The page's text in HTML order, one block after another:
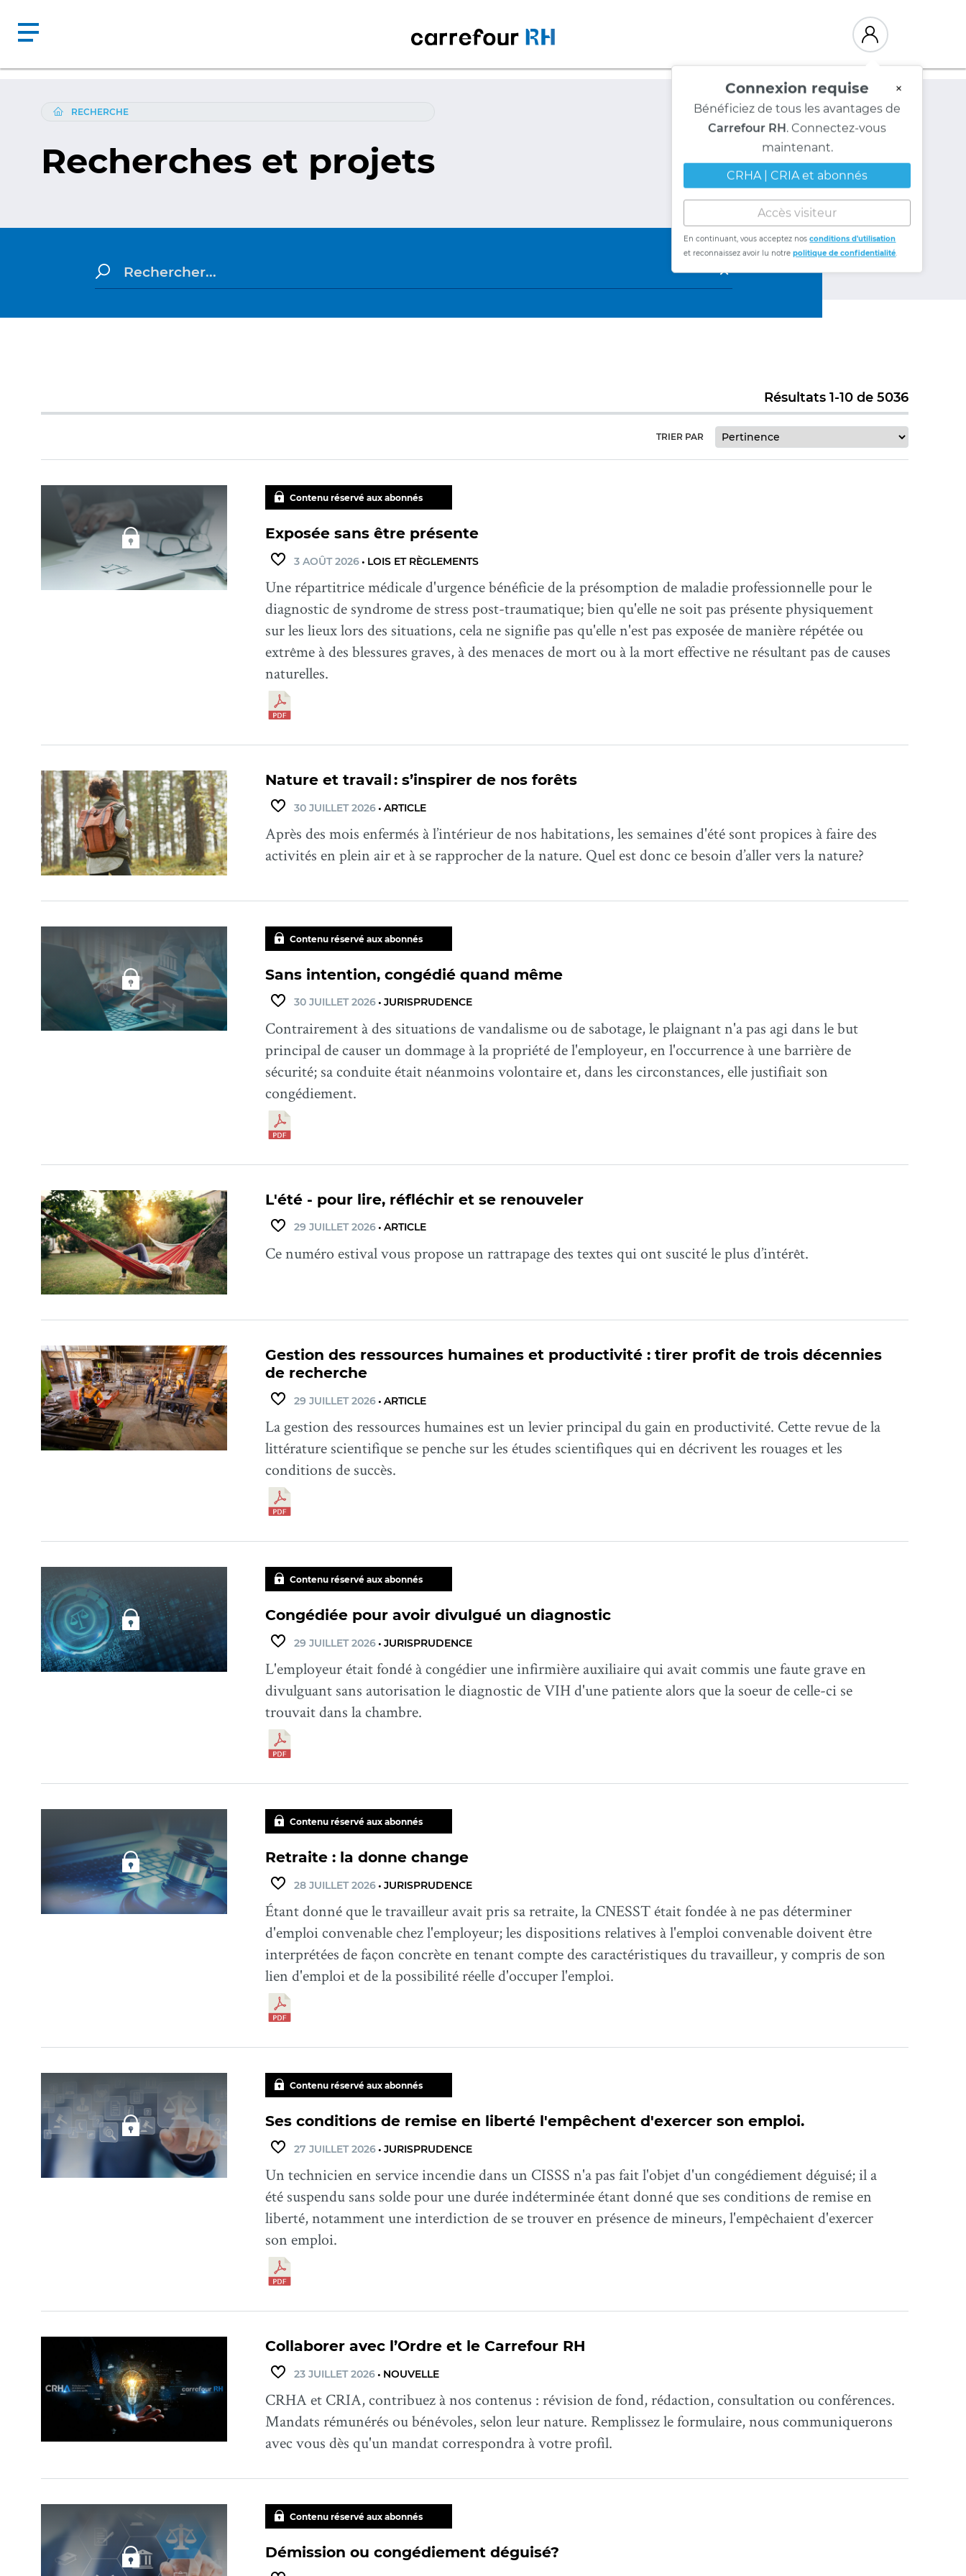
Connexion requise ×
Bénéficiez de tous les avantages de
Carrefour RH. Connectez-vous
maintenant.
CRHA | CRIA et abonnés
Accès visiteur
En continuant, vous acceptez nosconditions d'utilisation
et reconnaissez avoir lu notrepolitique de confidentialité.
RECHERCHE
Recherches et projets
Résultats 1-10 de 5036
TRIER PAR
Contenu réservé aux abonnés
Exposée sans être présente
3 AOÛT 2026• LOIS ET RÈGLEMENTS
Une répartitrice médicale d'urgence bénéficie de la présomption de maladie professionnelle pour le
diagnostic de syndrome de stress post-traumatique; bien qu'elle ne soit pas présente physiquement
sur les lieux lors des situations, cela ne signifie pas qu'elle n'est pas exposée de manière répétée ou
extrême à des blessures graves, à des menaces de mort ou à la mort effective ne résultant pas de causes
naturelles.
Nature et travail : s’inspirer de nos forêts
30 JUILLET 2026• ARTICLE
Après des mois enfermés à l’intérieur de nos habitations, les semaines d'été sont propices à faire des
activités en plein air et à se rapprocher de la nature. Quel est donc ce besoin d’aller vers la nature?
Contenu réservé aux abonnés
Sans intention, congédié quand même
30 JUILLET 2026• JURISPRUDENCE
Contrairement à des situations de vandalisme ou de sabotage, le plaignant n'a pas agi dans le but
principal de causer un dommage à la propriété de l'employeur, en l'occurrence à une barrière de
sécurité; sa conduite était néanmoins volontaire et, dans les circonstances, elle justifiait son
congédiement.
L'été - pour lire, réfléchir et se renouveler
29 JUILLET 2026• ARTICLE
Ce numéro estival vous propose un rattrapage des textes qui ont suscité le plus d’intérêt.
Gestion des ressources humaines et productivité : tirer profit de trois décennies
de recherche
29 JUILLET 2026• ARTICLE
La gestion des ressources humaines est un levier principal du gain en productivité. Cette revue de la
littérature scientifique se penche sur les études scientifiques qui en décrivent les rouages et les
conditions de succès.
Contenu réservé aux abonnés
Congédiée pour avoir divulgué un diagnostic
29 JUILLET 2026• JURISPRUDENCE
L'employeur était fondé à congédier une infirmière auxiliaire qui avait commis une faute grave en
divulguant sans autorisation le diagnostic de VIH d'une patiente alors que la soeur de celle-ci se
trouvait dans la chambre.
Contenu réservé aux abonnés
Retraite : la donne change
28 JUILLET 2026• JURISPRUDENCE
Étant donné que le travailleur avait pris sa retraite, la CNESST était fondée à ne pas déterminer
d'emploi convenable chez l'employeur; les dispositions relatives à l'emploi convenable doivent être
interprétées de façon concrète en tenant compte des caractéristiques du travailleur, y compris de son
lien d'emploi et de la possibilité réelle d'occuper l'emploi.
Contenu réservé aux abonnés
Ses conditions de remise en liberté l'empêchent d'exercer son emploi.
27 JUILLET 2026• JURISPRUDENCE
Un technicien en service incendie dans un CISSS n'a pas fait l'objet d'un congédiement déguisé; il a
été suspendu sans solde pour une durée indéterminée étant donné que ses conditions de remise en
liberté, notamment une interdiction de se trouver en présence de mineurs, l'empêchaient d'exercer
son emploi.
Collaborer avec l’Ordre et le Carrefour RH
23 JUILLET 2026• NOUVELLE
CRHA et CRIA, contribuez à nos contenus : révision de fond, rédaction, consultation ou conférences.
Mandats rémunérés ou bénévoles, selon leur nature. Remplissez le formulaire, nous communiquerons
avec vous dès qu'un mandat correspondra à votre profil.
Contenu réservé aux abonnés
Démission ou congédiement déguisé?